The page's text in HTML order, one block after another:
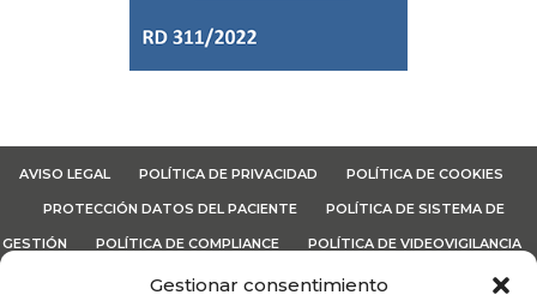
Gestionar consentimiento
AVISO LEGAL POLÍTICA DE PRIVACIDAD POLÍTICA DE COOKIES
PROTECCIÓN DATOS DEL PACIENTE POLÍTICA DE SISTEMA DE
GESTIÓN POLÍTICA DE COMPLIANCE POLÍTICA DE VIDEOVIGILANCIA
CANAL ÉTICO TÉRMINOS Y CONDICIONES